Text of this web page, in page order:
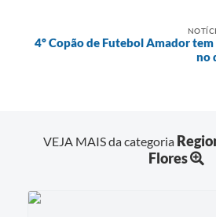
4º Copão de Futebol Amador
no
VEJA MAIS da categoria
Flores